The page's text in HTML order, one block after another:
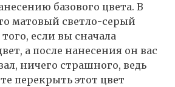
базового цвета. В
матовый светло-серый
если вы сначала
а после нанесения он вас
ничего страшного, ведь
перекрыть этот цвет